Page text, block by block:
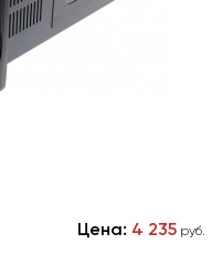
Цена: 4 235 руб.